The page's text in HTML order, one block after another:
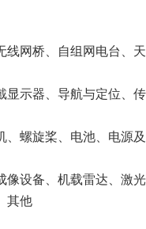
线网桥、自组网电台、
显示器、导航与定位、
、螺旋桨、电池、电源
像设备、机载雷达、激
其他